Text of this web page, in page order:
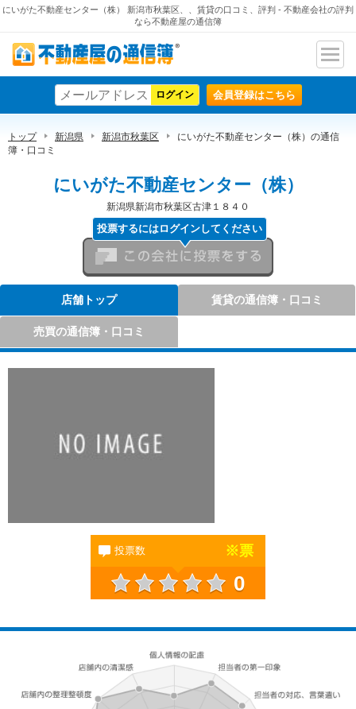
にいがた不動産センター（株） 新潟市秋葉区、、賃貸の口コミ、評判 - 不動産会社の評判
なら不動産屋の通信簿
不動産屋の通信簿
ナビ
ン
会員登録はこちら
トップ 新潟県 新潟市秋葉区
にいがた不動産センター（株）の通信
簿・口コミ
にいがた不動産センター（株）
新潟県新潟市秋葉区古津１８４０
この会社に投票をする
投票するにはログインしてください
店舗トップ 賃貸の通信簿・口コミ
売買の通信簿・口コミ
投票数 ※票
0